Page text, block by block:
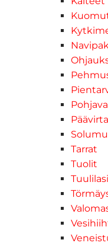
Tarrat
Tuolit